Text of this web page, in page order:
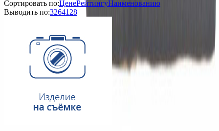
Сортировать по:ЦенеРейтингуНаименованию
Выводить по:3264128